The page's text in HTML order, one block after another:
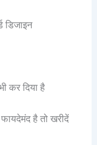
डिजाइन
कर दिया है
है तो खरीदें